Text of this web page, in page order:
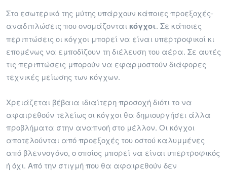
Στο εσωτερικό της μύτης υπάρχουν κάποιες προεξοχές-
αναδιπλώσεις που ονομάζονται κόγχοι. Σε κάποιες
περιπτώσεις οι κόγχοι μπορεί να είναι υπερτροφικοί κι
επομένως να εμποδίζουν τη διέλευση του αέρα. Σε αυτές
τις περιπτώσεις μπορούν να εφαρμοστούν διάφορες
τεχνικές μείωσης των κόγχων.
Χρειάζεται βέβαια ιδιαίτερη προσοχή διότι το να
αφαιρεθούν τελείως οι κόγχοι θα δημιουργήσει άλλα
προβλήματα στην αναπνοή στο μέλλον. Οι κόγχοι
αποτελούνται από προεξοχές του οστού καλυμμένες
από βλεννογόνο, ο οποίος μπορεί να είναι υπερτροφικός
ή όχι. Από την στιγμή που θα αφαιρεθούν δεν